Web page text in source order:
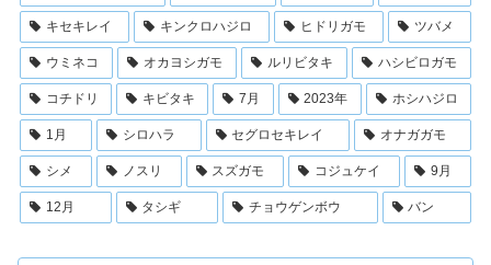
キセキレイ キンクロハジロ ヒドリガモ ツバメ
ウミネコ オカヨシガモ ルリビタキ ハシビロガモ
コチドリ キビタキ 7月 2023年 ホシハジロ
1月 シロハラ セグロセキレイ オナガガモ
シメ ノスリ スズガモ コジュケイ 9月
12月 タシギ チョウゲンボウ バン